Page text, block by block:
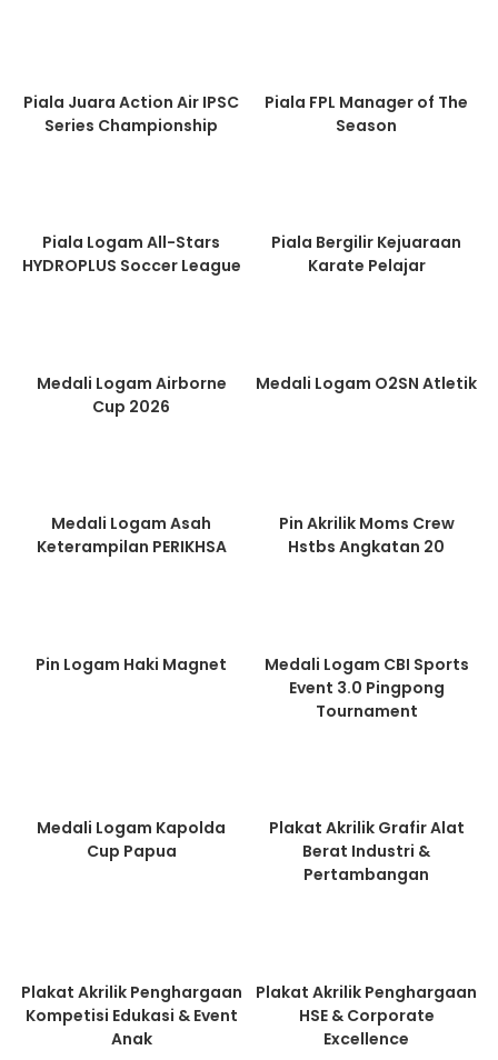
Piala Juara Action Air IPSC
Series Championship
Piala FPL Manager of The
Season
Piala Logam All-Stars
HYDROPLUS Soccer League
Piala Bergilir Kejuaraan
Karate Pelajar
Medali Logam Airborne
Cup 2026
Medali Logam O2SN Atletik
Medali Logam Asah
Keterampilan PERIKHSA
Pin Akrilik Moms Crew
Hstbs Angkatan 20
Pin Logam Haki Magnet
Medali Logam CBI Sports
Event 3.0 Pingpong
Tournament
Medali Logam Kapolda
Cup Papua
Plakat Akrilik Grafir Alat
Berat Industri &
Pertambangan
Plakat Akrilik Penghargaan
Kompetisi Edukasi & Event
Anak
Plakat Akrilik Penghargaan
HSE & Corporate
Excellence